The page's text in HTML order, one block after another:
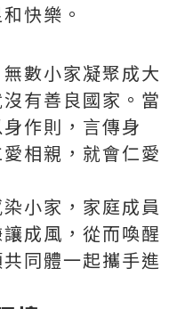
快樂。
數小家凝聚成大
有善良國家。當
作則，言傳身
相親，就會仁愛
小家，家庭成員
成風，從而喚醒
同體一起攜手進